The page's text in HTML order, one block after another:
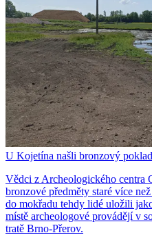
U Kojetína našli bronzový
Vědci z Archeologického centra
bronzové předměty staré více
do mokřadu tehdy lidé uložili
místě archeologové provádějí v
tratě Brno-Přerov.